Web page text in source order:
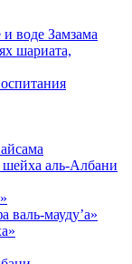
воде Замзама
шариата,
аль-Албани
валь-мауду’а»